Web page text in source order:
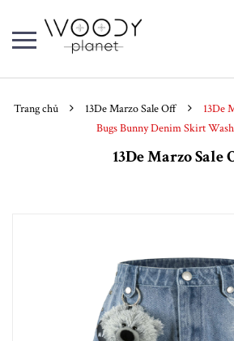
Trang chủ 13De Marzo Sale Off
13De
Bugs Bunny Denim Skirt
13De Marzo Sale